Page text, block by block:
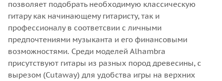
позволяет подобрать необходимую классическую
гитару как начинающему гитаристу, так и
профессионалу в соответсвии с личными
предпочтениями музыканта и его финансовыми
возможностями. Среди моделей Alhambra
присутствуют гитары из разных пород древесины, с
вырезом (Cutaway) для удобства игры на верхних